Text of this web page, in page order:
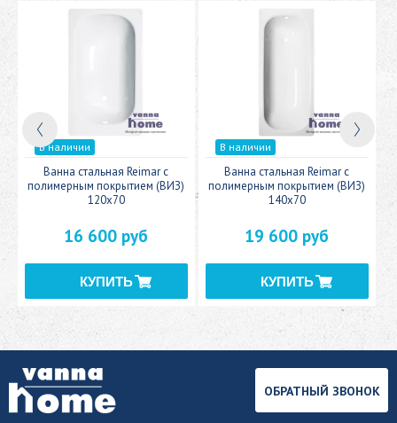
В наличии
Ванна стальная Reimar с
полимерным покрытием (ВИЗ)
120x70
16 600 руб
В наличии
Ванна стальная Reimar с
полимерным покрытием (ВИЗ)
140x70
19 600 руб
ОБРАТНЫЙ ЗВОНОК